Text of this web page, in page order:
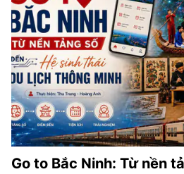
Go to Bắc Ninh: Từ nền